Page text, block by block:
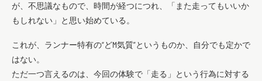
が、不思議なもので、時間が経つにつれ、「また走ってもいいか
もしれない」と思い始めている。
これが、ランナー特有の“どM気質”というものか、自分でも定かで
はない。
ただ一つ言えるのは、今回の体験で「走る」という行為に対する